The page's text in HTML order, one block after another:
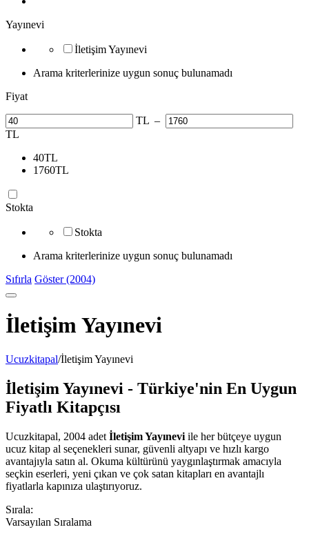
Yayınevi
İletişim Yayınevi
Arama kriterlerinize uygun sonuç bulunamadı
Fiyat
TL –
TL
40TL
1760TL
Stokta
Stokta
Arama kriterlerinize uygun sonuç bulunamadı
Sıfırla Göster (2004)
İletişim Yayınevi
Ucuzkitapal/İletişim Yayınevi
İletişim Yayınevi - Türkiye'nin En Uygun
Fiyatlı Kitapçısı
Ucuzkitapal, 2004 adet İletişim Yayınevi ile her bütçeye uygun
ucuz kitap al seçenekleri sunar, güvenli altyapı ve hızlı kargo
avantajıyla satın al. Okuma kültürünü yaygınlaştırmak amacıyla
seçkin eserleri, yeni çıkan ve çok satan kitapları en avantajlı
fiyatlarla kapınıza ulaştırıyoruz.
Sırala:
Varsayılan Sıralama